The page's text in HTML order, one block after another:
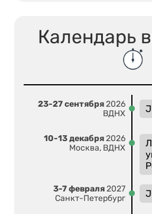
Календарь
23-27 сентября2026
ВДНХ
10-13 декабря2026
Москва, ВДНХ
3-7 февраля2027
Санкт-Петербург